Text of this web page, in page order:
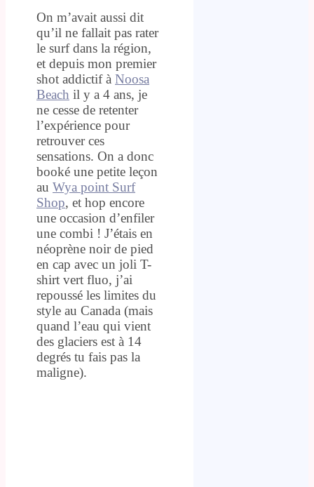
On m’avait aussi dit
qu’il ne fallait pas rater
le surf dans la région,
et depuis mon premier
shot addictif à Noosa
Beach il y a 4 ans, je
ne cesse de retenter
l’expérience pour
retrouver ces
sensations. On a donc
booké une petite leçon
au Wya point Surf
Shop, et hop encore
une occasion d’enfiler
une combi ! J’étais en
néoprène noir de pied
en cap avec un joli T-
shirt vert fluo, j’ai
repoussé les limites du
style au Canada (mais
quand l’eau qui vient
des glaciers est à 14
degrés tu fais pas la
maligne).